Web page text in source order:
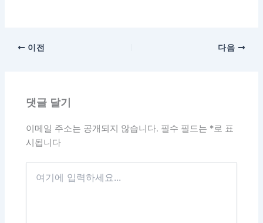
이전 다음
댓글 달기
이메일 주소는 공개되지 않습니다. 필수 필드는 *로 표
시됩니다